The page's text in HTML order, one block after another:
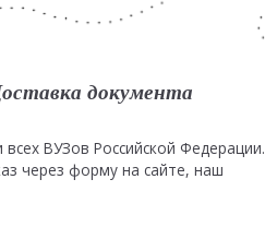
документа
всех ВУЗов Российской Федерации.
через форму на сайте, наш